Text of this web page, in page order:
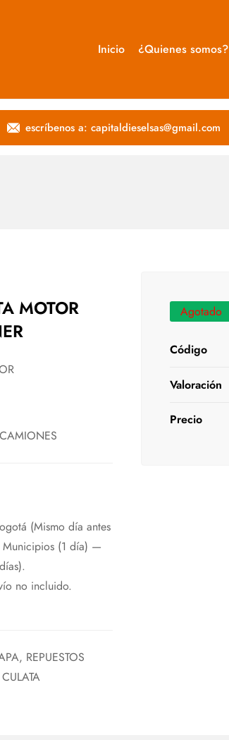
Inicio ¿Quienes somos?
escríbenos a: capitaldieselsas@gmail.com
MOTOR
(Mismo día antes
(1 día) —
no incluido.
, REPUESTOS
CULATA
Agotado
Código
Valoración
Precio